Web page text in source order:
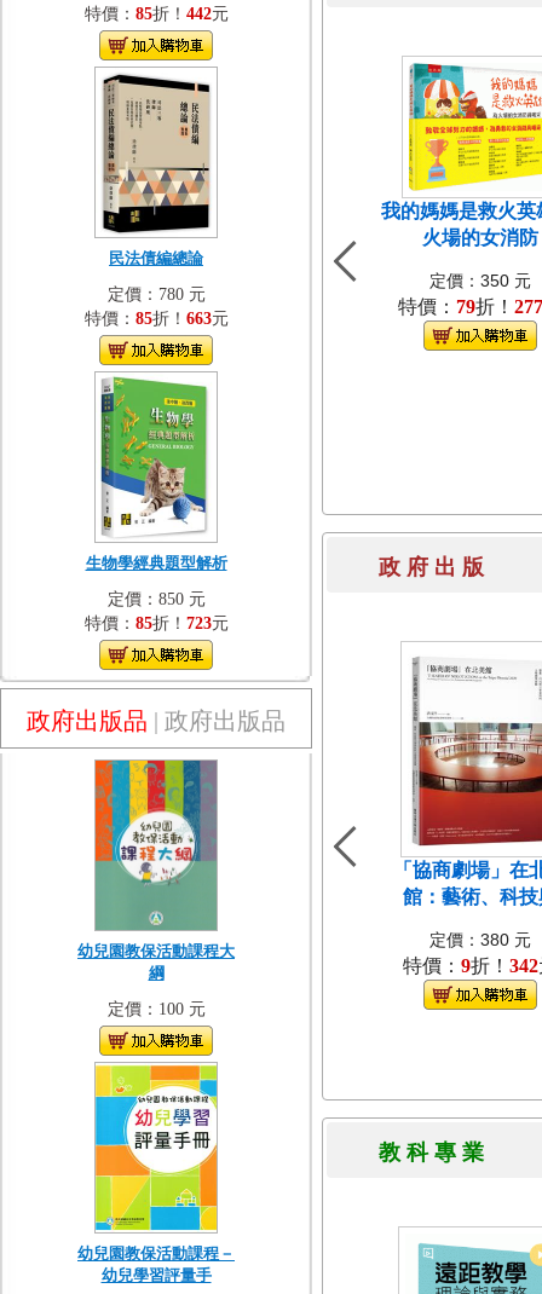
特價： 85折！ 442元
民法債編總論
定價：780 元
特價： 85折！ 663元
生物學經典題型解析
定價：850 元
特價： 85折！ 723元
政府出版品 | 政府出版品
幼兒園教保活動課程大
綱
定價：100 元
幼兒園教保活動課程－
幼兒學習評量手
我的媽媽是救火英
火場的女消防
定價：350 元
特價： 79折！ 277
政 府 出
「協商劇場」在
館：藝術、科技
定價：380 元
特價： 9折！ 342
教 科 專